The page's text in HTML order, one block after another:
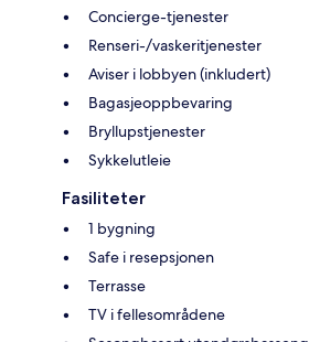
Concierge-tjenester
Renseri-/vaskeritjenester
Aviser i lobbyen (inkludert)
Bagasjeoppbevaring
Bryllupstjenester
Sykkelutleie
Fasiliteter
1 bygning
Safe i resepsjonen
Terrasse
TV i fellesområdene